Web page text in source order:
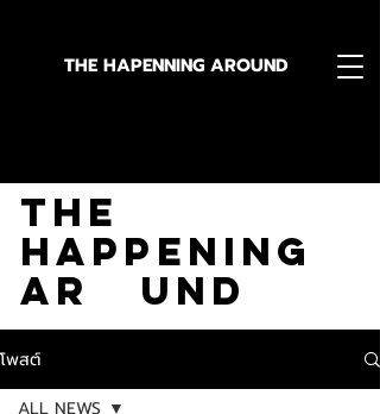
THE HAPENNING AROUND
The
Happening
Ar und
โพสต์
ALL NEWS